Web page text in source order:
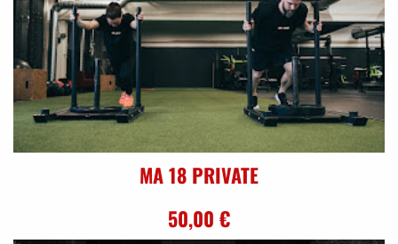
MA 18 PRIVATE
50,00 €